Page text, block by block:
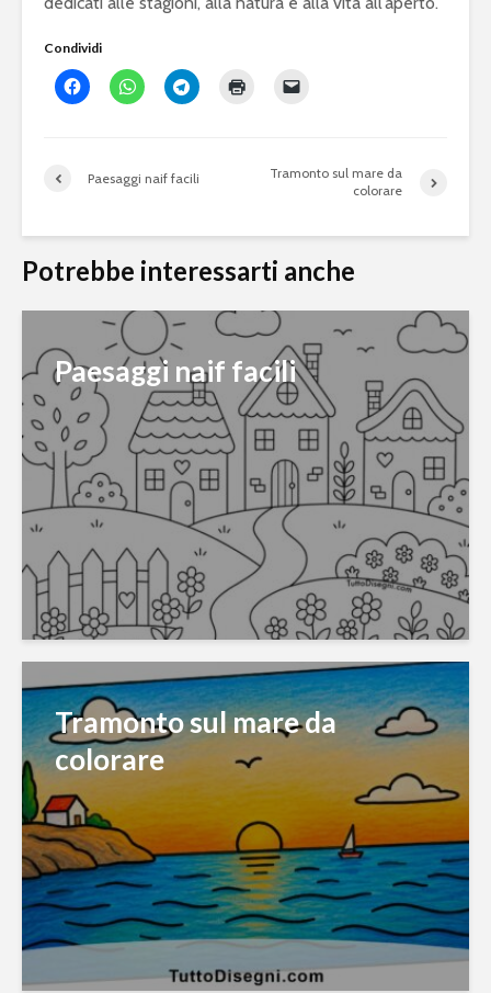
Condividi
Paesaggi naif facili
Tramonto sul mare da
colorare
Potrebbe interessarti anche
Paesaggi naif facili
Tramonto sul mare da
colorare